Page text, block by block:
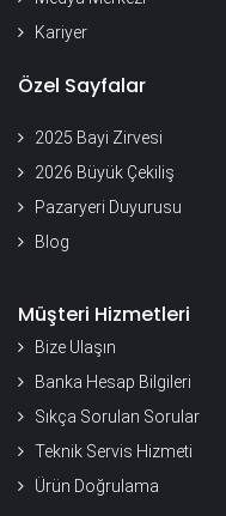
Kariyer
Özel Sayfalar
2025 Bayi Zirvesi
2026 Büyük Çekiliş
Pazaryeri Duyurusu
Blog
Müşteri Hizmetleri
Bize Ulaşın
Banka Hesap Bilgileri
Sıkça Sorulan Sorular
Teknik Servis Hizmeti
Ürün Doğrulama